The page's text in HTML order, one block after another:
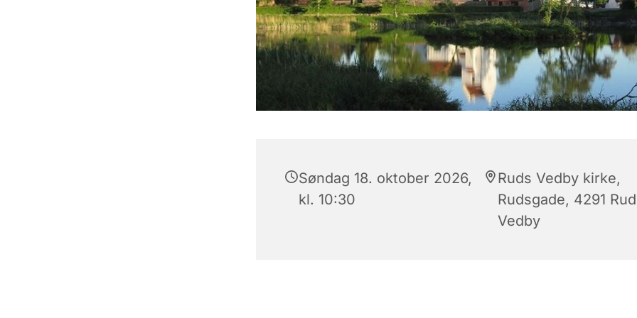
Søndag 18. oktober 2026,
kl. 10:30
Ruds Vedby kirke,
Rudsgade, 4291
Vedby